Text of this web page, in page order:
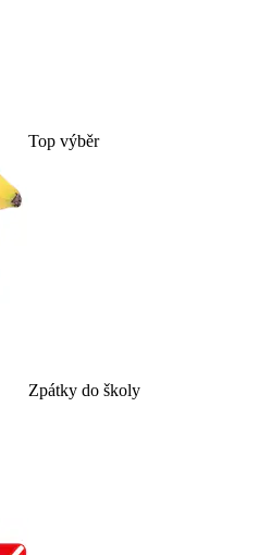
Top výběr
Zpátky do školy